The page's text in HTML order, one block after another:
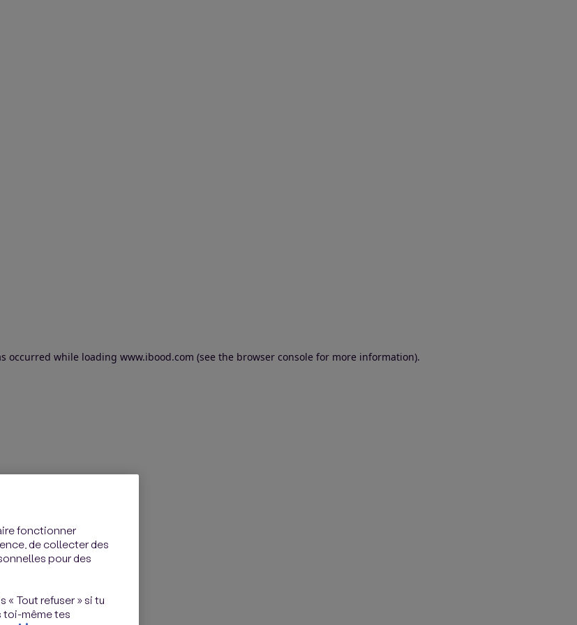
occurred while loading www.ibood.com (see the browser console for more information).
fonctionner
de collecter des
pour des
Tout refuser » si tu
toi-même tes